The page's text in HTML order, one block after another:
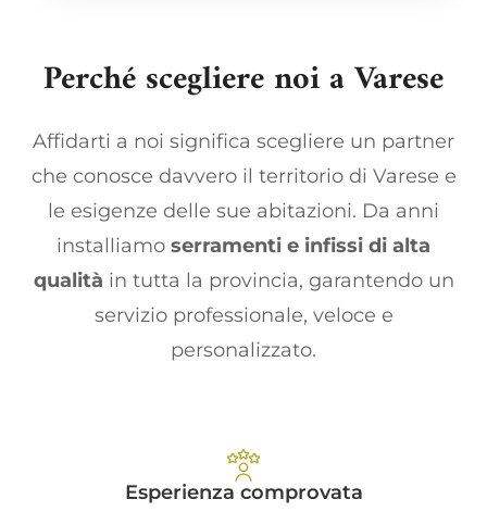
Perché scegliere noi a Varese
Affidarti a noi significa scegliere un partner
che conosce davvero il territorio di Varese e
le esigenze delle sue abitazioni. Da anni
installiamo serramenti e infissi di alta
qualità in tutta la provincia, garantendo un
servizio professionale, veloce e
personalizzato.
Esperienza comprovata